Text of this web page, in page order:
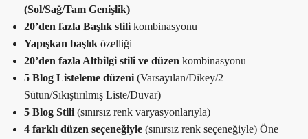
(Sol/Sağ/Tam Genişlik)
20’den fazla Başlık stili kombinasyonu
Yapışkan başlık özelliği
20’den fazla Altbilgi stili ve düzen kombinasyonu
5 Blog Listeleme düzeni (Varsayılan/Dikey/2
Sütun/Sıkıştırılmış Liste/Duvar)
5 Blog Stili (sınırsız renk varyasyonlarıyla)
4 farklı düzen seçeneğiyle (sınırsız renk seçeneğiyle) Öne